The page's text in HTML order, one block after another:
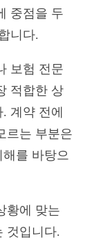
중점을 두
니다.
보험 전문
적합한 상
계약 전에
르는 부분은
를 바탕으
황에 맞는
것입니다.